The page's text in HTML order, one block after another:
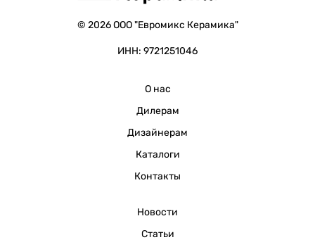
© 2026 ООО "Евромикс Керамика"
ИНН: 9721251046
О нас
Дилерам
Дизайнерам
Каталоги
Контакты
Новости
Статьи